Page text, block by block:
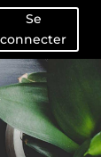
Se
connecter